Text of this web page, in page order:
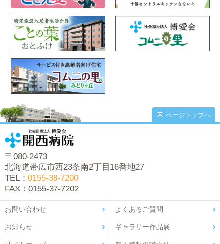
ページトップへ
〒080-2473
北海道帯広市西23条南2丁目16番地27
TEL： 0155-38-7200
FAX：0155-37-7202
お問い合わせ よくあるご質問
お知らせ ギャラリー作品展